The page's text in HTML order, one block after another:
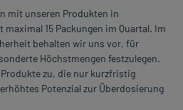
mit unseren Produkten in
15 Packungen im Quartal. Im
behalten wir uns vor, für
Höchstmengen festzulegen.
zu, die nur kurzfristig
Potenzial zur Überdosierung